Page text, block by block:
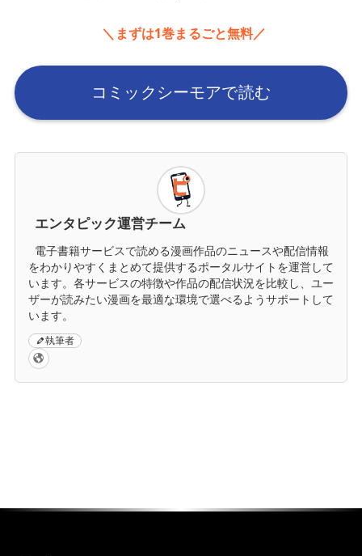
＼まずは1巻まるごと無料／
コミックシーモアで読む
エンタピック運営チーム
電子書籍サービスで読める漫画作品のニュースや配信情報
をわかりやすくまとめて提供するポータルサイトを運営して
います。各サービスの特徴や作品の配信状況を比較し、ユー
ザーが読みたい漫画を最適な環境で選べるようサポートして
います。
執筆者